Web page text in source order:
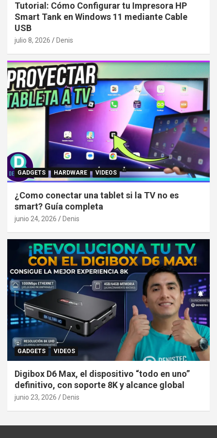
Tutorial: Cómo Configurar tu Impresora HP
Smart Tank en Windows 11 mediante Cable
USB
julio 8, 2026 Denis
GADGETS HARDWARE VIDEOS
¿Como conectar una tablet si la TV no es
smart? Guía completa
junio 24, 2026 Denis
GADGETS VIDEOS
Digibox D6 Max, el dispositivo “todo en uno”
definitivo, con soporte 8K y alcance global
junio 23, 2026 Denis